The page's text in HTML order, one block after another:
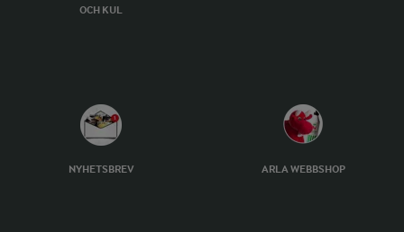
OCH KUL
NYHETSBREV ARLA WEBBSHOP